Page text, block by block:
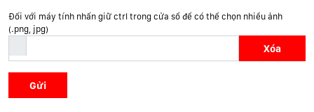
Đối với máy tính nhấn giữ ctrl trong cửa sổ để có thể chọn nhiều ảnh
(.png, jpg)
Xóa
Gửi